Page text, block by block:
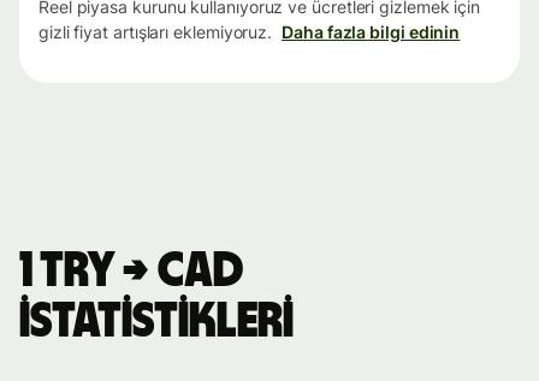
Reel piyasa kurunu kullanıyoruz ve ücretleri gizlemek için
gizli fiyat artışları eklemiyoruz. Daha fazla bilgi edinin
1 TRY → CAD
istatistikleri